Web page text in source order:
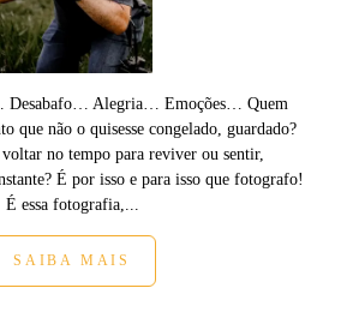
Alegria… Emoções… Quem
que não o quisesse congelado, guardado?
no tempo para reviver ou sentir,
É por isso e para isso que fotografo!
É essa fotografia,...
SAIBA MAIS